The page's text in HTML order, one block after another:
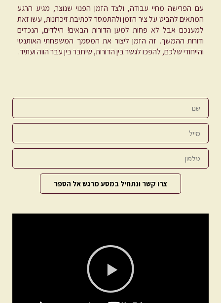
עם הפרישה מחיי עבודה, ולצד הזמן הפנוי שנוצר, מגיע הרגע
המתאים להביט על ציר הזמן ולהתמסר לכתיבת זיכרונות, עשו זאת
למענכם אבל לא פחות למען הדורות הבאים! הילדים, הנכדים
ודורות ההמשך. זה הזמן ליצור את המסמך המשפחתי האותנטי
והייחודי שלכם, להפכו לגשר בין הדורות, שיחבר בין עבר הווה ועתיד.
שם
מייל
טלפון
צרו קשר ונתחיל במסע מרגש אל הספר